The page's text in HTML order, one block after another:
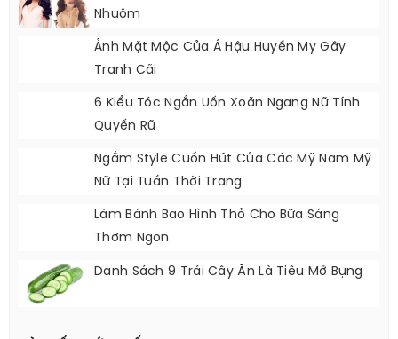
Nhuộm
Ảnh Mặt Mộc Của Á Hậu Huyền My Gây
Tranh Cãi
6 Kiểu Tóc Ngắn Uốn Xoăn Ngang Nữ Tính
Quyến Rũ
Ngắm Style Cuốn Hút Của Các Mỹ Nam Mỹ
Nữ Tại Tuần Thời Trang
Làm Bánh Bao Hình Thỏ Cho Bữa Sáng
Thơm Ngon
Danh Sách 9 Trái Cây Ăn Là Tiêu Mỡ Bụng